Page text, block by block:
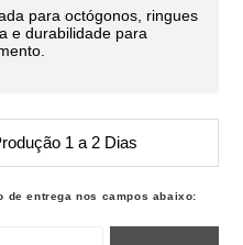
para octógonos, ringues
e durabilidade para
1 a 2 Dias
de entrega nos campos abaixo: